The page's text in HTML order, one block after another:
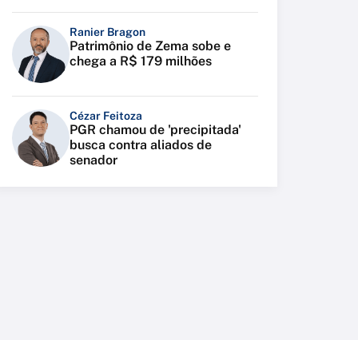
Ranier Bragon
Patrimônio de Zema sobe e
chega a R$ 179 milhões
Cézar Feitoza
PGR chamou de 'precipitada'
busca contra aliados de
senador